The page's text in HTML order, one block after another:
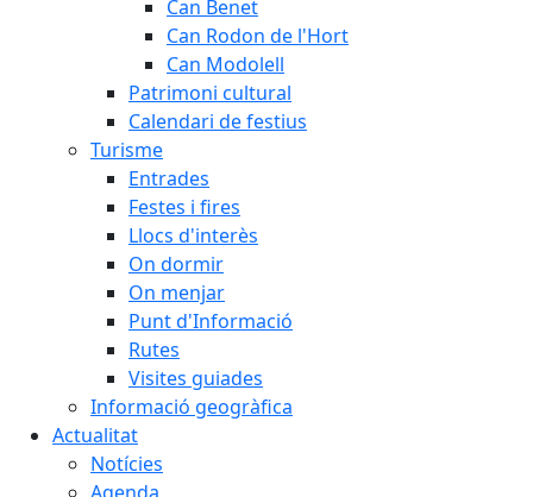
Can Benet
Can Rodon de l'Hort
Can Modolell
Patrimoni cultural
Calendari de festius
Turisme
Entrades
Festes i fires
Llocs d'interès
On dormir
On menjar
Punt d'Informació
Rutes
Visites guiades
Informació geogràfica
Actualitat
Notícies